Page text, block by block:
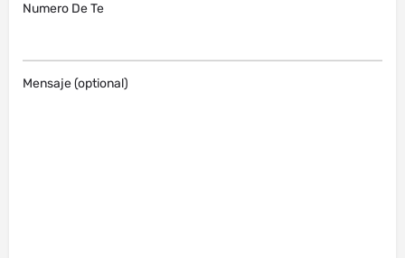
Numero De Te
Mensaje (optional)